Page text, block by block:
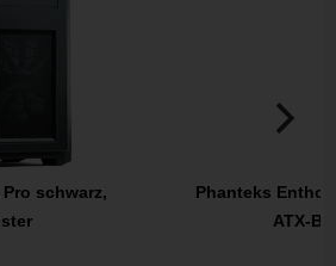
schwarz,
Phanteks
ATX-